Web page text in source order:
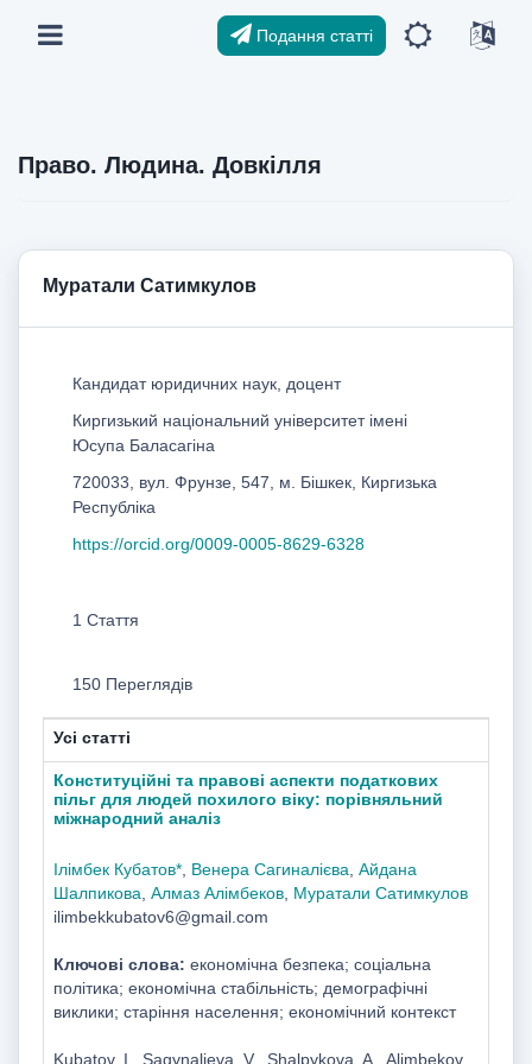
Подання статті
Право. Людина. Довкілля
Муратали Сатимкулов
Кандидат юридичних наук, доцент
Киргизький національний університет імені
Юсупа Баласагіна
720033, вул. Фрунзе, 547, м. Бішкек, Киргизька
Республіка
https://orcid.org/0009-0005-8629-6328
1 Стаття
150 Переглядів
Усі статті
Конституційні та правові аспекти податкових
пільг для людей похилого віку: порівняльний
міжнародний аналіз
Ілімбек Кубатов*, Венера Сагиналієва Айдана
Шалпикова Алмаз Алімбеков, Муратали Сатимкулов
ilimbekkubatov6@gmail.com
Ключові слова: економічна безпека; соціальна
політика; економічна стабільність; демографічні
виклики; старіння населення; економічний контекст
Kubatov, I., Sagynalieva, V., Shalpykova, A., Alimbekov,